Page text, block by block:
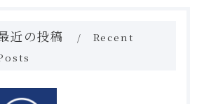
近の投稿
Recent